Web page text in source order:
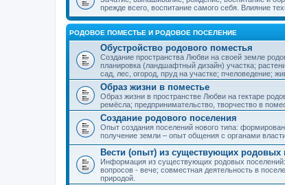
прежде всего, воспитание самого себя. Влияние
РОДОВОЕ ПОМЕСТЬЕ И РОДОВОЕ ПОСЕЛЕНИЕ
Обустройство родового поместья
Создание пространства Любви на своей земле
планировка (ландшафтный дизайн) участка;
сад, лес, огород, пруд на участке; пчеловедение;
Образ жизни в поместье
Образ жизни в пространстве Любви на гектаре
ремёсла; предпринимательство, творчество в
Создание родового поселения
Опыт создания поселений нового типа:
получение земли – опыт общения с органами
Вести (опыт) из существующих родовых
Информация из существующих родовых
вопросов - вече; совместная деятельность в
природой.